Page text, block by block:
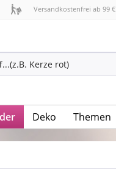
Versandkostenfrei ab 99 €
Deko Themen